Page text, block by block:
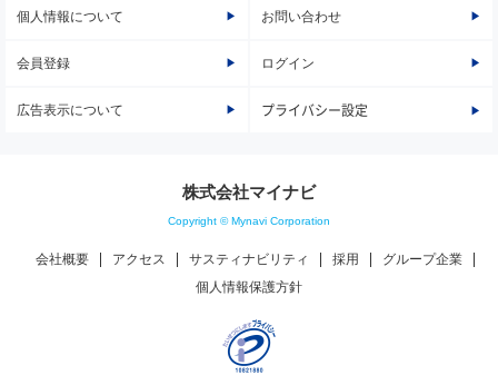
個人情報について お問い合わせ
会員登録 ログイン
広告表示について プライバシー設定
株式会社マイナビ
Copyright © Mynavi Corporation
会社概要 アクセス サスティナビリティ 採用
グループ企業
個人情報保護方針